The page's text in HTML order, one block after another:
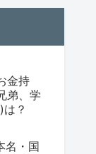
金持
弟、学
？
名・国